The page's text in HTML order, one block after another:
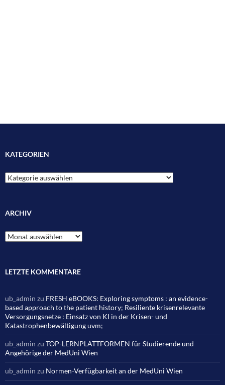
KATEGORIEN
Kategorien
ARCHIV
Archiv
LETZTE KOMMENTARE
ub_admin zu FRESH eBOOKS: Exploring symptoms : an evidence-
based approach to the patient history; Resiliente krisenrelevante
Versorgungsnetze : Einsatz von KI in der Krisen- und
Katastrophenbewältigung uvm;
ub_admin zu TOP-LERNPLATTFORMEN für Studierende und
Angehörige der MedUni Wien
ub_admin zu Normen-Verfügbarkeit an der MedUni Wien